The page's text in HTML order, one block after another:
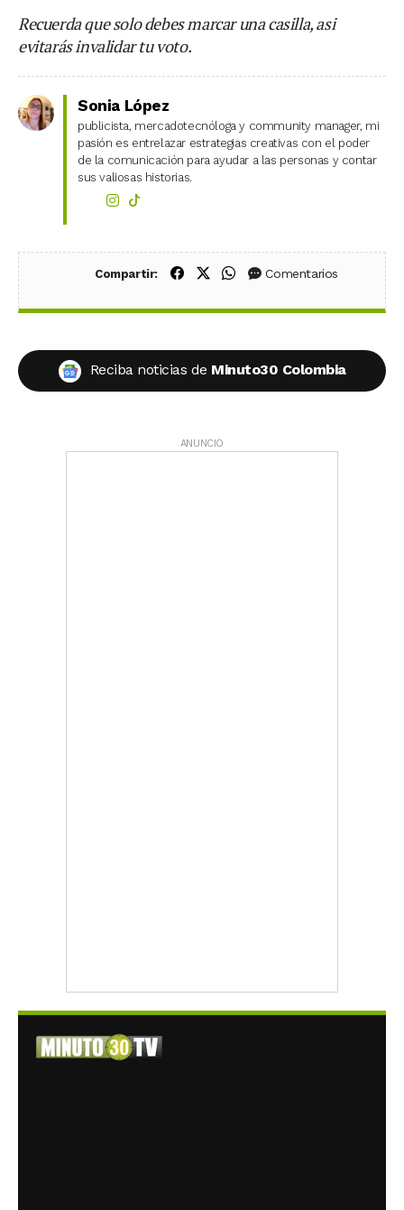
Recuerda que solo debes marcar una casilla, asi
evitarás invalidar tu voto.
Sonia López
publicista, mercadotecnóloga y community manager, mi
pasión es entrelazar estrategias creativas con el poder
de la comunicación para ayudar a las personas y contar
sus valiosas historias.
Compartir: Compartir en Facebook
Compartir en X (Twitter)
Compartir en WhatsApp
Comentarios
Reciba noticias de Minuto30 Colombia
ANUNCIO